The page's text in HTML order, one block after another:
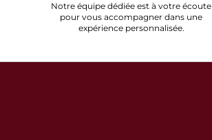
Notre équipe dédiée est à votre écoute
pour vous accompagner dans une
expérience personnalisée.